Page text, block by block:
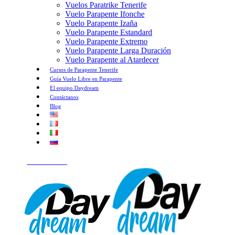
Vuelos Paratrike Tenerife
Vuelo Parapente Ifonche
Vuelo Parapente Izaña
Vuelo Parapente Estandard
Vuelo Parapente Extremo
Vuelo Parapente Larga Duración
Vuelo Parapente al Atardecer
Cursos de Parapente Tenerife
Guía Vuelo Libre en Parapente
El equipo Daydream
Contáctanos
Blog